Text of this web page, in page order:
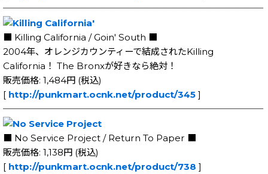
─────────────────────────────
■ Killing California / Goin' South ■
2004年、オレンジカウンティーで結成されたKilling
California！ The Bronxが好きなら絶対！
販売価格: 1,484円 (税込)
[ http://punkmart.ocnk.net/product/345 ]
─────────────────────────────
■ No Service Project / Return To Paper ■
販売価格: 1,138円 (税込)
[ http://punkmart.ocnk.net/product/738 ]